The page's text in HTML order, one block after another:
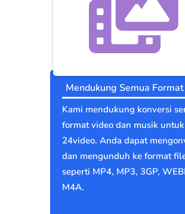
Mendukung Semua
Kami mendukung konversi
format video dan musik untuk
24video. Anda dapat
dan mengunduh ke format
seperti MP4, MP3, 3GP,
M4A.